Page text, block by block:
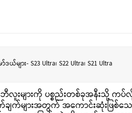
ား- S23 Ultra၊ S22 Ultra၊ S21 Ultra
ျားကို ပစ္စည်းတစ်ခုအနီးသို့ ကပ်
က်များအတွက် အကောင်းဆုံးဖြစ်သ